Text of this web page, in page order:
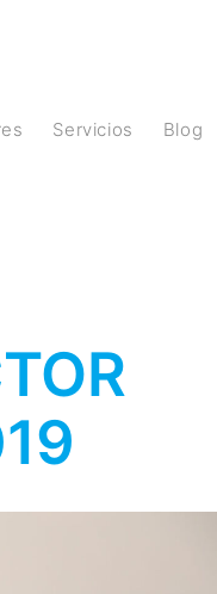
Servicios Blog